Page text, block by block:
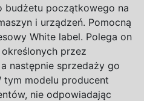
budżetu początkowego na
i urządzeń. Pomocną
White label. Polega on
przez
następnie sprzedaży go
tym modelu producent
nie odpowiadając